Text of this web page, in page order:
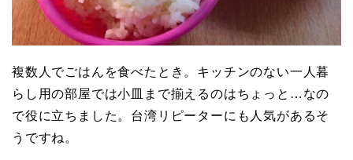
複数人でごはんを食べたとき。キッチンのない一人暮
らし用の部屋では小皿まで揃えるのはちょっと…なの
で役に立ちました。台湾リピーターにも人気があるそ
うですね。